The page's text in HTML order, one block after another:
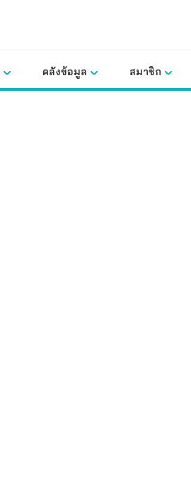
คลังข้อมูล สมาชิก